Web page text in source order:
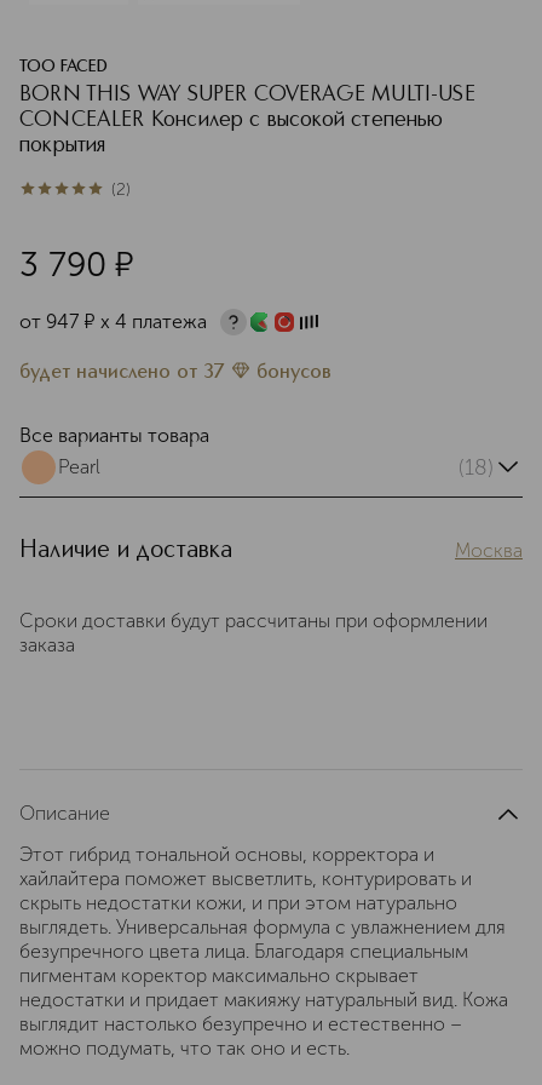
TOO FACED
BORN THIS WAY SUPER COVERAGE MULTI-USE
CONCEALER Консилер с высокой степенью
покрытия
5из 52 (2)
3 790 ¤
от 947 ¤ х 4 платежа
будет начислено от 37 бонусов
Все варианты товара
Pearl
(18)
Наличие и доставка Москва
Сроки доставки будут рассчитаны при оформлении
заказа
Описание
Этот гибрид тональной основы, корректора и
хайлайтера поможет высветлить, контурировать и
скрыть недостатки кожи, и при этом натурально
выглядеть. Универсальная формула с увлажнением для
безупречного цвета лица. Благодаря специальным
пигментам коректор максимально скрывает
недостатки и придает макияжу натуральный вид. Кожа
выглядит настолько безупречно и естественно –
можно подумать, что так оно и есть.